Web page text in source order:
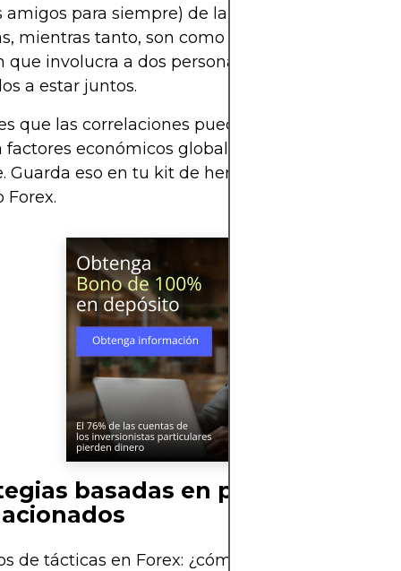
amigos para siempre) de la divisa. Las
mientras tanto, son como cualquier comedia
que involucra a dos personajes que discuten
a estar juntos.
que las correlaciones pueden cambiar con el
factores económicos globales, que veremos más
Guarda eso en tu kit de herramientas antes de
Forex.
basadas en pares
de tácticas en Forex: ¿cómo transformar el